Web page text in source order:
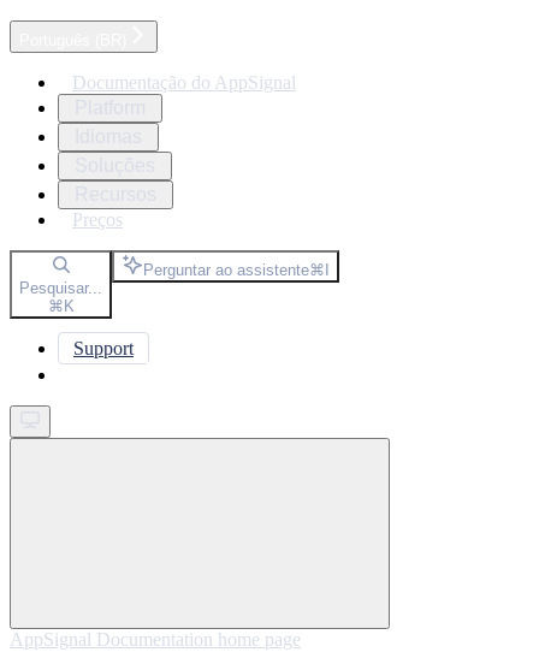
Documentação do AppSignal
Preços
Pesquisar...
⌘K
Perguntar ao assistente⌘I
Support
AppSignal Documentation home page